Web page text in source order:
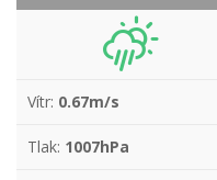
Vítr: 0.67m/s
Tlak: 1007hPa